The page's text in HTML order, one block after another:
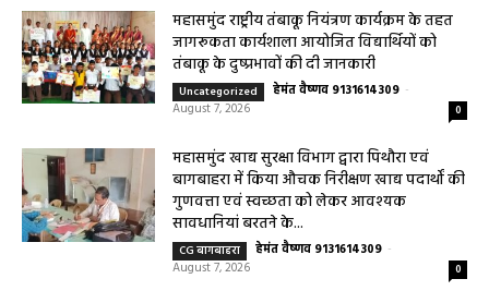
महासमुंद राष्ट्रीय तंबाकू नियंत्रण कार्यक्रम के तहत
जागरूकता कार्यशाला आयोजित विद्यार्थियों को
तंबाकू के दुष्प्रभावों की दी जानकारी
Uncategorized हेमंत वैष्णव 9131614309 -
August 7, 2026
0
महासमुंद खाद्य सुरक्षा विभाग द्वारा पिथौरा एवं
बागबाहरा में किया औचक निरीक्षण खाद्य पदार्थों की
गुणवत्ता एवं स्वच्छता को लेकर आवश्यक
सावधानियां बरतने के...
CG बागबाहरा हेमंत वैष्णव 9131614309 -
August 7, 2026
0